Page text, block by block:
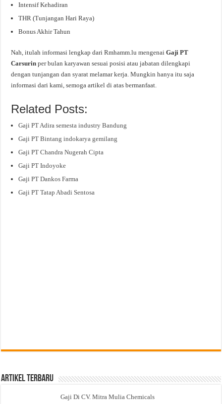
Intensif Kehadiran
THR (Tunjangan Hari Raya)
Bonus Akhir Tahun
Nah, itulah informasi lengkap dari Rmhamm.lu mengenaiGaji PT
Carsurinper bulan karyawan sesuai posisi atau jabatan dilengkapi
dengan tunjangan dan syarat melamar kerja. Mungkin hanya itu saja
informasi dari kami, semoga artikel di atas bermanfaat.
Related Posts:
Gaji PT Adira semesta industry Bandung
Gaji PT Bintang indokarya gemilang
Gaji PT Chandra Nugerah Cipta
Gaji PT Indoyoke
Gaji PT Dankos Farma
Gaji PT Tatap Abadi Sentosa
Artikel Terbaru
Gaji Di CV. Mitra Mulia Chemicals